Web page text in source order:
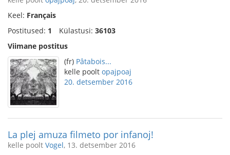
Keel: Français
Postitused: 1 Külastusi: 36103
Viimane postitus
(fr) Pâtabois...
kelle poolt opajpoaj
20. detsember 2016
La plej amuza filmeto por infanoj!
kelle poolt Vogel, 13. detsember 2016